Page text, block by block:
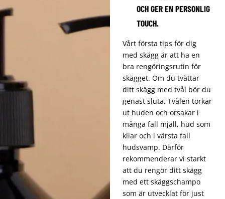
OCH GER EN PERSONLIG
TOUCH.
Vårt första tips för dig
med skägg är att ha en
bra rengöringsrutin för
skägget. Om du tvättar
ditt skägg med tvål bör du
genast sluta. Tvålen torkar
ut huden och orsakar i
många fall mjäll, hud som
kliar och i värsta fall
hudsvamp. Därför
rekommenderar vi starkt
att du rengör ditt skägg
med ett skäggschampo
som är utvecklat för just